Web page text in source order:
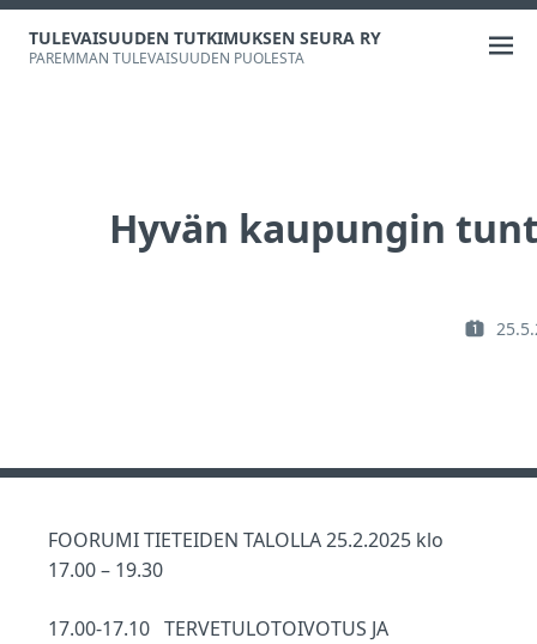
Skip
TULEVAISUUDEN TUTKIMUKSEN SEURA RY
PAREMMAN TULEVAISUUDEN PUOLESTA
Open
Hyvän kaupungin
P
D
FOORUMI TIETEIDEN TALOLLA 25.2.2025 klo
17.00 – 19.30
17.00-17.10 TERVETULOTOIVOTUS JA